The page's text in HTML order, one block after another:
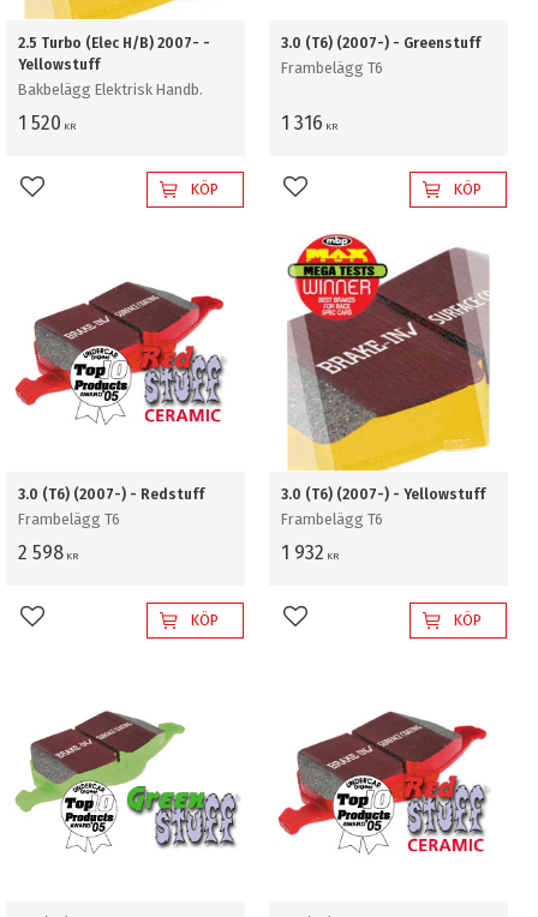
2.5 Turbo (Elec H/B) 2007- -
Yellowstuff
Bakbelägg Elektrisk Handb.
1 520 KR
Lägg till i favoriterKÖP
3.0 (T6) (2007-) - Greenstuff
Frambelägg T6
1 316 KR
Lägg till i favoriterKÖP
3.0 (T6) (2007-) - Redstuff
Frambelägg T6
2 598 KR
Lägg till i favoriterKÖP
3.0 (T6) (2007-) - Yellowstuff
Frambelägg T6
1 932 KR
Lägg till i favoriterKÖP